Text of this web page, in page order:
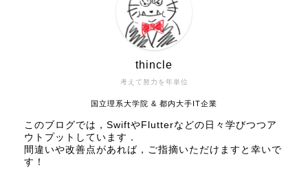
考えて努力を年単位
thincle
国立理系大学院 & 都内大手IT企業
このブログでは，SwiftやFlutterなどの日々学びつつア
ウトプットしています．
間違いや改善点があれば，ご指摘いただけますと幸いで
す！